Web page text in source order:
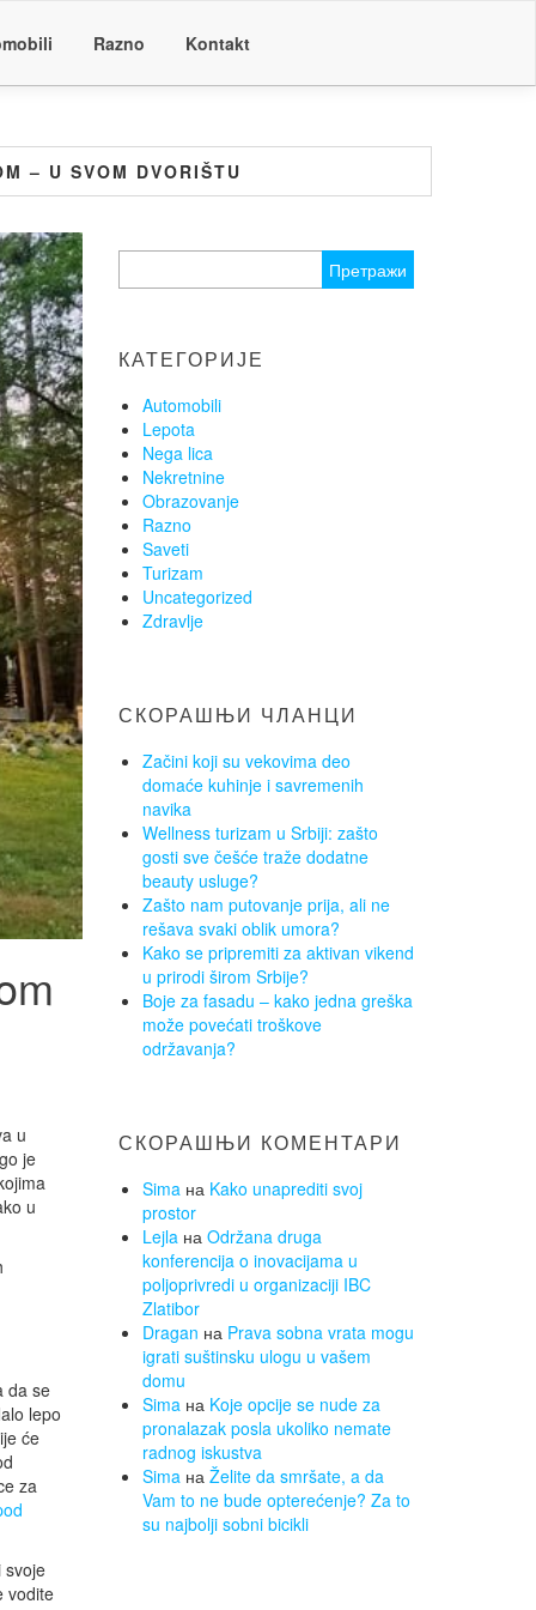
Razno Kontakt
– U SVOM DVORIŠTU
u
je
u
da se
lepo
će
za
svoje
vodite
за:
КАТЕГОРИЈЕ
Automobili
Lepota
Nega lica
Nekretnine
Obrazovanje
Razno
Saveti
Turizam
Uncategorized
Zdravlje
СКОРАШЊИ ЧЛАНЦИ
Začini koji su vekovima deo
domaće kuhinje i savremenih
navika
Wellness turizam u Srbiji: zašto
gosti sve češće traže dodatne
beauty usluge?
Zašto nam putovanje prija, ali ne
rešava svaki oblik umora?
Kako se pripremiti za aktivan vikend
u prirodi širom Srbije?
Boje za fasadu – kako jedna greška
može povećati troškove
održavanja?
СКОРАШЊИ КОМЕНТАРИ
Simaна Kako unaprediti svoj
prostor
Lejlaна Održana druga
konferencija o inovacijama u
poljoprivredi u organizaciji IBC
Zlatibor
Dragan на Prava sobna vrata mogu
igrati suštinsku ulogu u vašem
domu
Simaна Koje opcije se nude za
pronalazak posla ukoliko nemate
radnog iskustva
Simaна Želite da smršate, a da
Vam to ne bude opterećenje? Za to
su najbolji sobni bicikli